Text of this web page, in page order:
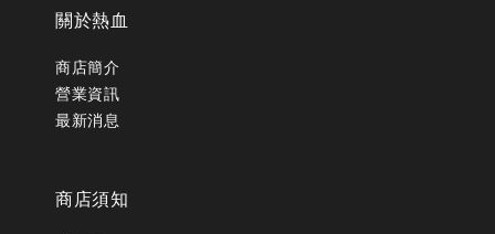
關於熱血
商店簡介
營業資訊
最新消息
商店須知